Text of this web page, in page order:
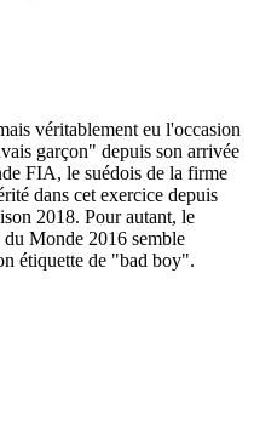
véritablement eu l'occasion
garçon" depuis son arrivée
FIA, le suédois de la firme
dans cet exercice depuis
2018. Pour autant, le
Monde 2016 semble
étiquette de "bad boy".